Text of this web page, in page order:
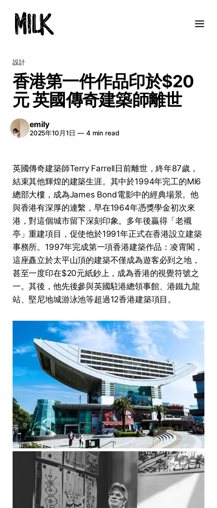
設計
香港第一件作品印於$20
元 英國傳奇建築師離世
emily
2025年10月1日 —4 min read
英國傳奇建築師Terry Farrell日前離世，終年87歲，
結束其他輝煌的建築生涯。其中於1994年完工的MI6
總部大樓，成為James Bond電影中的經典場景。他
與香港有深厚的連繫，早在1964年憑獎學金初次來
港，對這個城市留下深刻印象。多年後贏得「老襯
亭」重建項目，促使他於1991年正式在香港設立建築
事務所。1997年完成第一項香港建築作品：凌霄閣，
這座矗立於太平山頂的建築不僅成為遊客必到之地，
甚至一度印在$20元紙鈔上，成為香港的視覺符號之
一。其後，他先後參與英國駐港總領事館、港鐵九龍
站、堅尼地城游泳池等超過12香港建築項目。